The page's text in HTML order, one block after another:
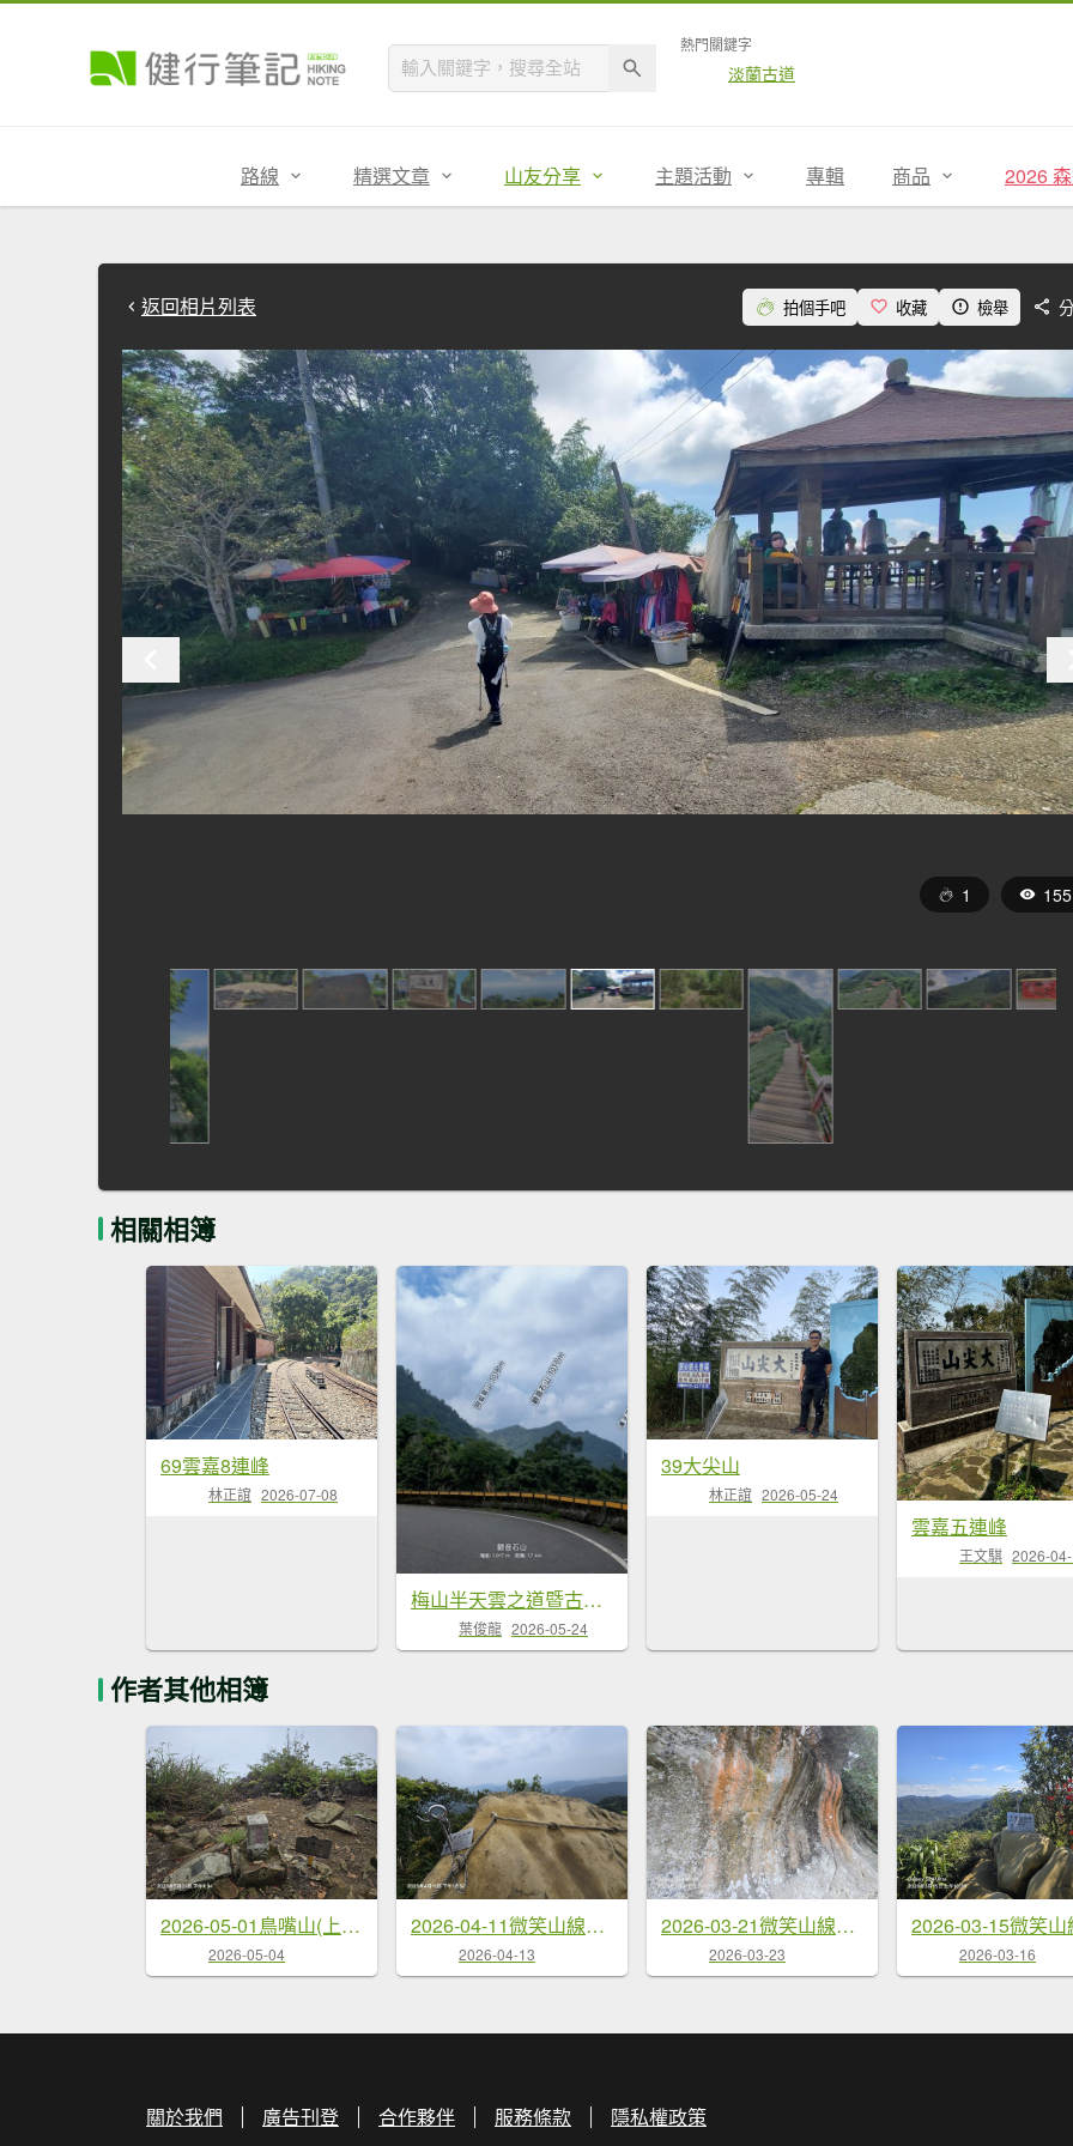
熱門關鍵字
淡蘭古道
路線 精選文章 山友分享 主題活動 專輯 商品 2026
返回相片列表 拍個手吧 收藏 檢舉
1 155
相關相簿
69雲嘉8連峰
林正誼 2026-07-08
梅山半天雲之道暨古道汗路
葉俊龍 2026-05-24
39大尖山
林正誼 2026-05-24
雲嘉五連峰
王文騏 2026-
作者其他相簿
2026-05-01鳥嘴山(上島山)步道
2026-05-04
2026-04-11微笑山線：【二格山系】筆架連峰段
2026-04-13
2026-03-21微笑山線：【鳶山山系】鳶山彩壁段
2026-03-23 2026-03-16
關於我們 廣告刊登 合作夥伴 服務條款 隱私權政策